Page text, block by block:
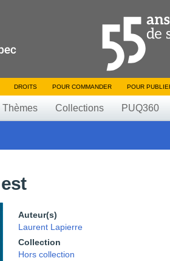
DROITS POUR COMMANDER POUR
Thèmes Collections PUQ360
Auteur(s)
Laurent Lapierre
Collection
Hors collection